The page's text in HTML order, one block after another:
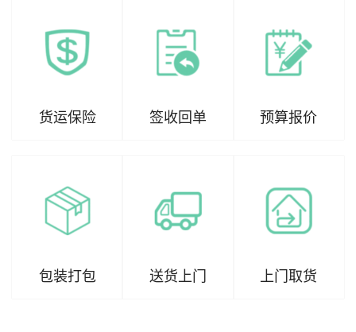
货运保险 签收回单 预算报价
包装打包 送货上门 上门取货